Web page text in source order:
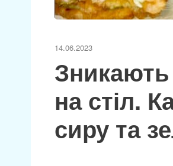
14.06.2023
на стіл.
сиру та